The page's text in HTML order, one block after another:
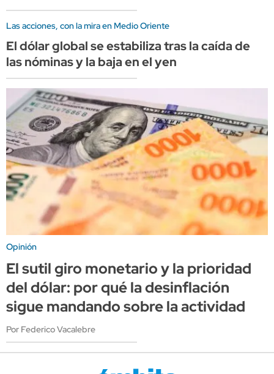
Las acciones, con la mira en Medio Oriente
El dólar global se estabiliza tras la caída de
las nóminas y la baja en el yen
Opinión
El sutil giro monetario y la prioridad
del dólar: por qué la desinflación
sigue mandando sobre la actividad
Por Federico Vacalebre